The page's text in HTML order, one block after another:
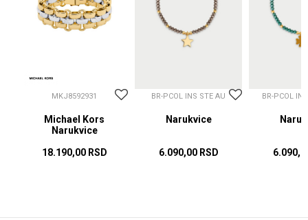
MKJ8592931
Michael Kors
Narukvice
18.190,00 RSD
BR-PCOL INS STE AU
Narukvice
6.090,00 RSD
BR-PCOL